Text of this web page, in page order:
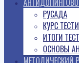
РУСАДА
КУРС
ИТОГИ
ОСНОВЫ
МЕТОДИЧЕСКИЙ